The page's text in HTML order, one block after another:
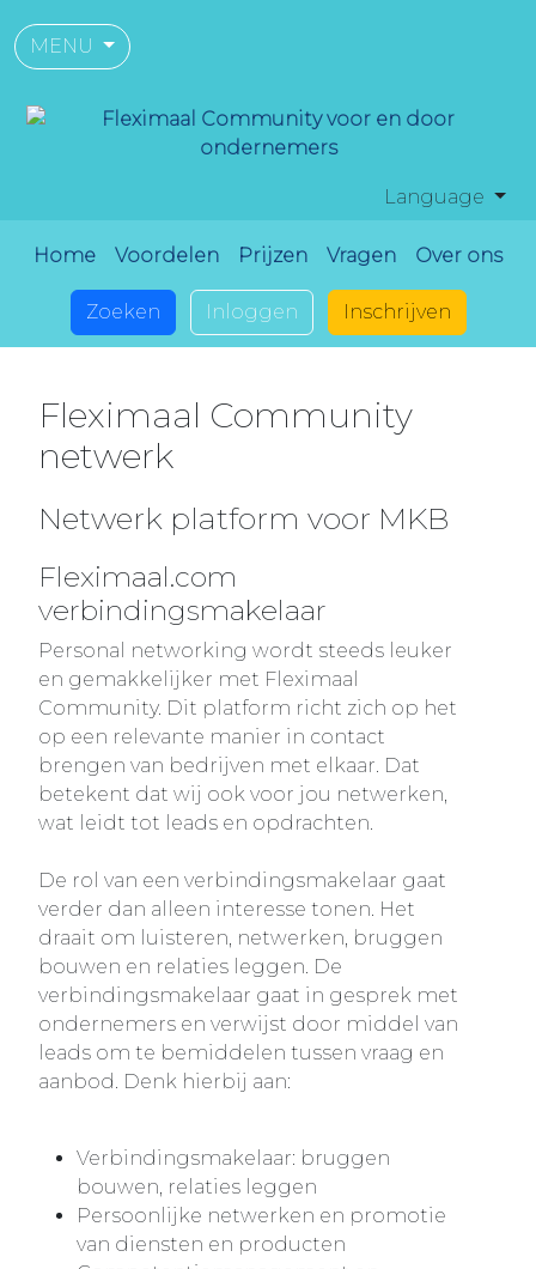
MENU
Language
Home Voordelen Prijzen Vragen Over ons
Zoeken Inloggen Inschrijven
Fleximaal Community
netwerk
Netwerk platform voor MKB
Fleximaal.com
verbindingsmakelaar
Personal networking wordt steeds leuker
en gemakkelijker met Fleximaal
Community. Dit platform richt zich op het
op een relevante manier in contact
brengen van bedrijven met elkaar. Dat
betekent dat wij ook voor jou netwerken,
wat leidt tot leads en opdrachten.
De rol van een verbindingsmakelaar gaat
verder dan alleen interesse tonen. Het
draait om luisteren, netwerken, bruggen
bouwen en relaties leggen. De
verbindingsmakelaar gaat in gesprek met
ondernemers en verwijst door middel van
leads om te bemiddelen tussen vraag en
aanbod. Denk hierbij aan:
Verbindingsmakelaar: bruggen
bouwen, relaties leggen
Persoonlijke netwerken en promotie
van diensten en producten